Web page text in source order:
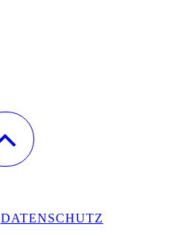
DATENSCHUTZ